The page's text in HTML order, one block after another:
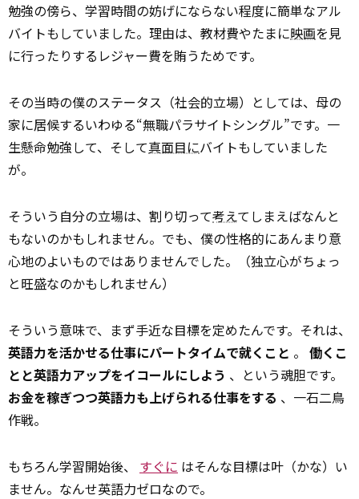
勉強の傍ら、学習時間の妨げにならない程度に簡単なアル
バイトもしていました。理由は、教材費やたまに映画を見
に行ったりするレジャー費を賄うためです。
その当時の僕のステータス（社会的立場）としては、母の
家に居候するいわゆる“無職パラサイトシングル”です。一
生懸命勉強して、そして真面目にバイトもしていました
が。
そういう自分の立場は、割り切って考えてしまえばなんと
もないのかもしれません。でも、僕の性格的にあんまり意
心地のよいものではありませんでした。（独立心がちょっ
と旺盛なのかもしれません）
そういう意味で、まず手近な目標を定めたんです。それは、
英語力を活かせる仕事にパートタイムで就くこと 。 働くこ
とと英語力アップをイコールにしよう 、という魂胆です。
お金を稼ぎつつ英語力も上げられる仕事をする 、一石二鳥
作戦。
もちろん学習開始後、 すぐに はそんな目標は叶（かな）い
ません。なんせ英語力ゼロなので。